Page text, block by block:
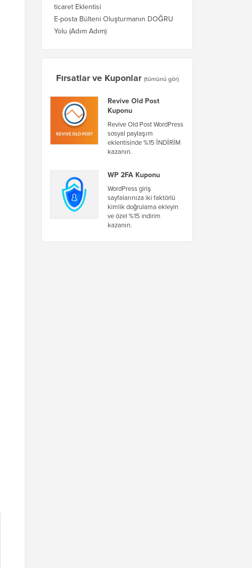
ticaret Eklentisi
E-posta Bülteni Oluşturmanın DOĞRU
Yolu (Adım Adım)
Fırsatlar ve Kuponlar (tümünü gör)
Revive Old Post
Kuponu
Revive Old Post WordPress
sosyal paylaşım
eklentisinde %15 İNDİRİM
kazanın.
WP 2FA Kuponu
WordPress giriş
sayfalarınıza iki faktörlü
kimlik doğrulama ekleyin
ve özel %15 indirim
kazanın.